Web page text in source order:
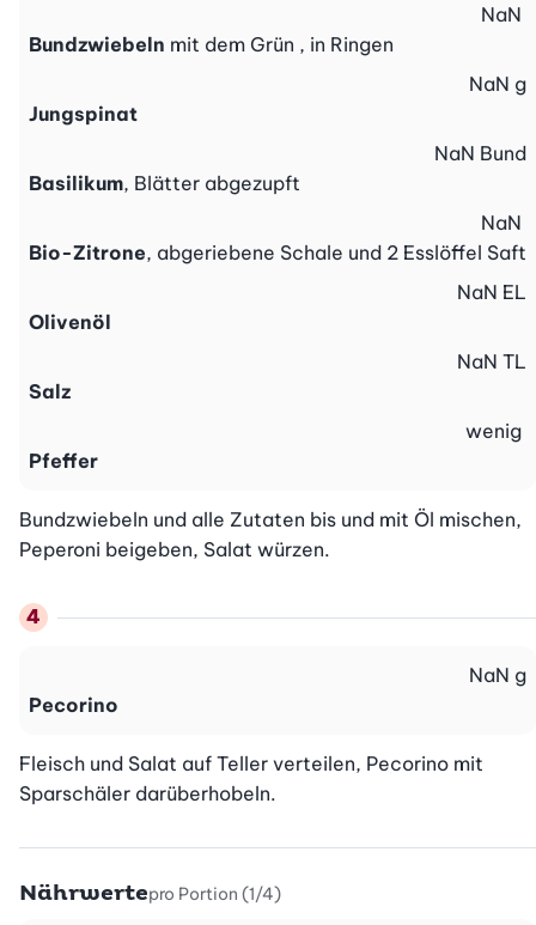
Bundzwiebeln mit dem Grün , in Ringen
NaN
Jungspinat
NaN g
Basilikum, Blätter abgezupft
NaN Bund
Bio-Zitrone, abgeriebene Schale und 2 Esslöffel Saft
NaN
Olivenöl
NaN EL
Salz
NaN TL
Pfeffer
wenig
Bundzwiebeln und alle Zutaten bis und mit Öl mischen,
Peperoni beigeben, Salat würzen.
Pecorino
NaN g
Fleisch und Salat auf Teller verteilen, Pecorino mit
Sparschäler darüberhobeln.
Nährwertepro Portion (1/4)